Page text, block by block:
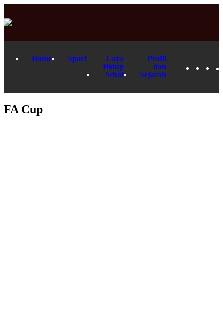
Home Sport
Gaya
Hidup
Sehat
Profil
dan
Sejarah
FA Cup